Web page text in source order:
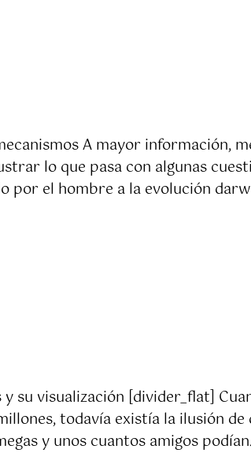
A mayor información,
lo que pasa con algunas
por el hombre a la evolución
su visualización [divider_flat]
todavía existía la ilusión
y unos cuantos amigos